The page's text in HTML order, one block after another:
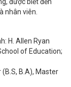
nhân viên.
H. Allen Ryan
of Education;
B.A), Master